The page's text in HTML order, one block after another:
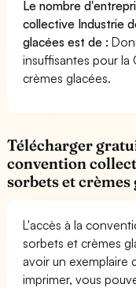
Le nombre
collective Industrie
glacées est de :
insuffisantes pour la
crèmes glacées.
Télécharger
convention
sorbets et crèmes
L'accès à la
sorbets et crèmes
avoir un
imprimer, vous